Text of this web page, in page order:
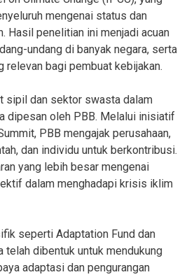
mengenai status dan
Hasil penelitian ini menjadi acuan
undang di banyak negara, serta
relevan bagi pembuat kebijakan.
sipil dan sektor swasta dalam
dipesan oleh PBB. Melalui inisiatif
PBB mengajak perusahaan,
dan individu untuk berkontribusi.
yang lebih besar mengenai
dalam menghadapi krisis iklim
seperti Adaptation Fund dan
telah dibentuk untuk mendukung
adaptasi dan pengurangan